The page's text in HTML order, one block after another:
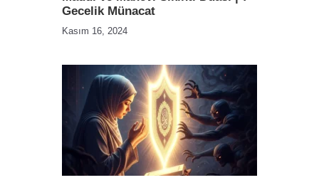
Gecelik Münacat
Kasım 16, 2024